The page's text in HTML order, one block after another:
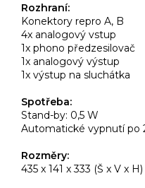
Rozhraní:
Konektory repro A, B
4x analogový vstup
1x phono předzesilovač
1x analogový výstup
1x výstup na sluchátka
Spotřeba:
Stand-by: 0,5 W
Automatické vypnutí po
Rozměry:
435 x 141 x 333 (Š x V x H)